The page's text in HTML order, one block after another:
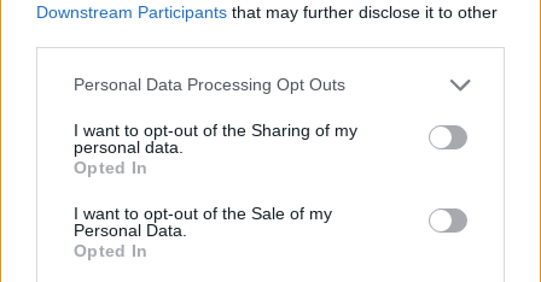
Downstream Participants that may further disclose it to other
Please note that this website/app uses one or more Google
not limited to your visit or usage behaviour. You may click to
grant or deny consent to Google and its third-party tags to
use your data for below specified purposes in below Google
consent section.
Personal Data Processing Opt Outs
I want to opt-out of the Sharing of my
personal data.
Opted In
I want to opt-out of the Sale of my
Personal Data.
Opted In